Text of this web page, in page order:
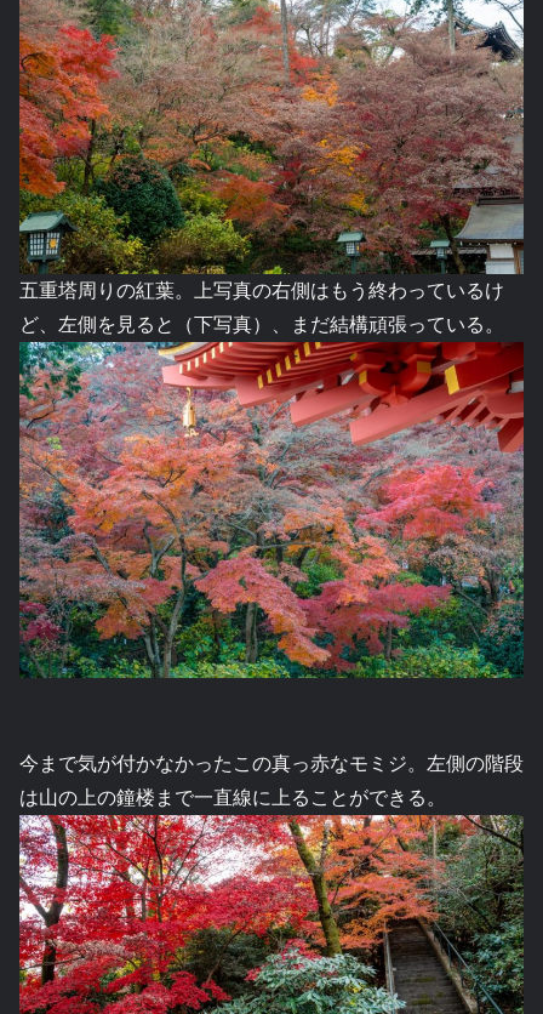
五重塔周りの紅葉。上写真の右側はもう終わっているけ
ど、左側を見ると（下写真）、まだ結構頑張っている。
今まで気が付かなかったこの真っ赤なモミジ。左側の階段
は山の上の鐘楼まで一直線に上ることができる。